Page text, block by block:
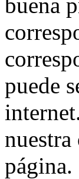
puede
página.